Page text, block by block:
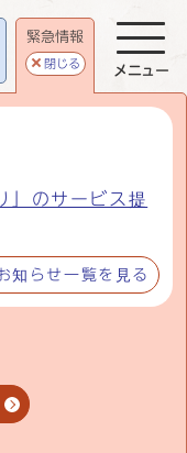
緊急情報
閉じる
」のサービス提
知らせ一覧を見る
メニュー